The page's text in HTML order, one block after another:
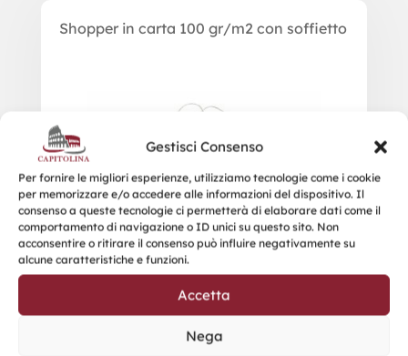
Gestisci Consenso
Per fornire le migliori esperienze, utilizziamo tecnologie come i cookie
per memorizzare e/o accedere alle informazioni del dispositivo. Il
consenso a queste tecnologie ci permetterà di elaborare dati come il
comportamento di navigazione o ID unici su questo sito. Non
acconsentire o ritirare il consenso può influire negativamente su
alcune caratteristiche e funzioni.
Accetta
Nega
Shopper in carta 100 gr/m2 con soffietto